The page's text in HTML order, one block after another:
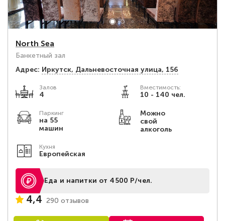
North Sea
Банкетный зал
Адрес: Иркутск, Дальневосточная улица, 156
Залов
4
Вместимость:
10 - 140 чел.
Паркинг
на 55
машин
Можно
свой
алкоголь
Кухня
Европейская
Еда и напитки от 4500 Р/чел.
4,4 290 отзывов